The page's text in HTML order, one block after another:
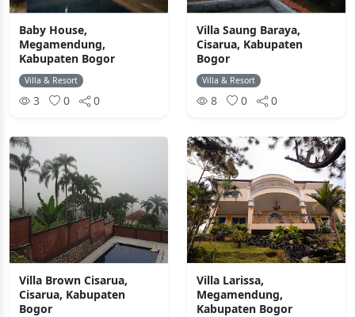
Baby House,
Megamendung,
Kabupaten Bogor
Villa & Resort
3 0 0
Villa Saung Baraya,
Cisarua, Kabupaten
Bogor
Villa & Resort
8 0 0
Villa Brown Cisarua,
Cisarua, Kabupaten
Bogor
Villa Larissa,
Megamendung,
Kabupaten Bogor